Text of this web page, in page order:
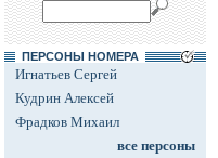
ПЕРСОНЫ НОМЕРА
Игнатьев Сергей
Кудрин Алексей
Фрадков Михаил
все персоны